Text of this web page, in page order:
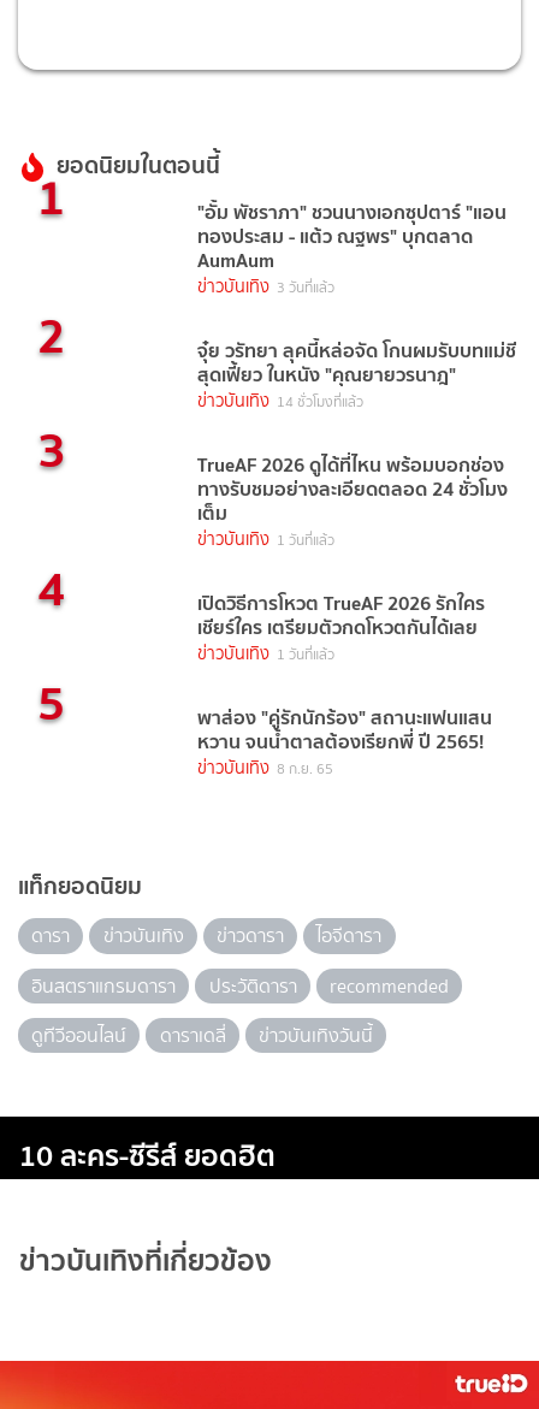
ยอดนิยมในตอนนี้
1 "อั้ม พัชราภา" ชวนนางเอกซุปตาร์ "แอน
ทองประสม - แต้ว ณฐพร" บุกตลาด
AumAum
ข่าวบันเทิง 3 วันที่แล้ว
2 จุ๋ย วรัทยา ลุคนี้หล่อจัด โกนผมรับบทแม่ชี
สุดเฟี้ยว ในหนัง "คุณยายวรนาฎ"
ข่าวบันเทิง 14 ชั่วโมงที่แล้ว
3 TrueAF 2026 ดูได้ที่ไหน พร้อมบอกช่อง
ทางรับชมอย่างละเอียดตลอด 24 ชั่วโมง
เต็ม
ข่าวบันเทิง 1 วันที่แล้ว
4 เปิดวิธีการโหวต TrueAF 2026 รักใคร
เชียร์ใคร เตรียมตัวกดโหวตกันได้เลย
ข่าวบันเทิง 1 วันที่แล้ว
5 พาส่อง "คู่รักนักร้อง" สถานะแฟนแสน
หวาน จนน้ำตาลต้องเรียกพี่ ปี 2565!
ข่าวบันเทิง 8 ก.ย. 65
แท็กยอดนิยม
ดารา ข่าวบันเทิง ข่าวดารา
ไอจีดารา
อินสตราแกรมดารา
ประวัติดารา
recommended
ดูทีวีออนไลน์
ดาราเดลี่ ข่าวบันเทิงวันนี้
10 ละคร-ซีรีส์ ยอดฮิต
ข่าวบันเทิงที่เกี่ยวข้อง